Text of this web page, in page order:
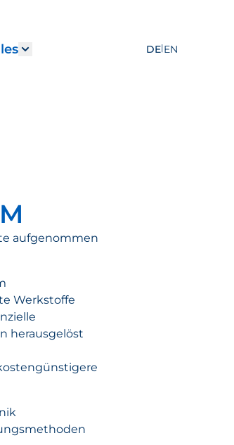
for "Karriere"
Show submenu for
DE|EN
aufgenommen
Werkstoffe
herausgelöst